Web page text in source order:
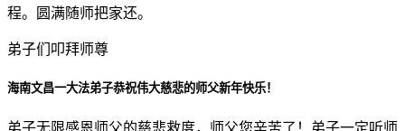
程。圆满随师把家还。
弟子们叩拜师尊
海南文昌一大法弟子恭祝伟大慈悲的师父新年快乐！